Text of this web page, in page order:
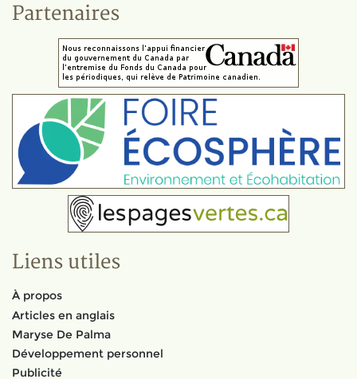
Partenaires
Liens utiles
À propos
Articles en anglais
Maryse De Palma
Développement personnel
Publicité